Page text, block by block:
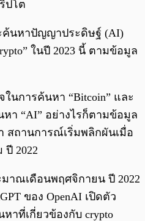
ปโต
ค้นหาปัญญาประดิษฐ์ (AI)
ในปี 2023 นี้ ตามข้อมูล
นการค้นหา “Bitcoin” และ
หา “AI” อย่างไรก็ตามข้อมูล
สถานการณ์เริ่มพลิกผันเมื่อ
2022
าณเดือนพฤศจิกายน ปี 2022
ของ OpenAI เปิดตัว
าที่เกี่ยวข้องกับ crypto